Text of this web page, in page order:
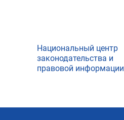
Национальный центр
законодательства и
правовой информации